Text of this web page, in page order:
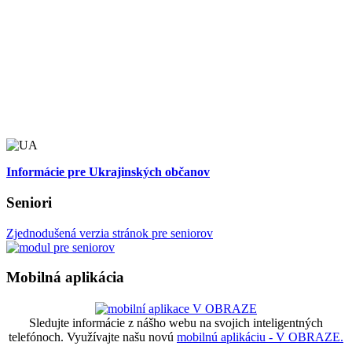
Informácie pre Ukrajinských občanov
Seniori
Zjednodušená verzia stránok pre seniorov
Mobilná aplikácia
Sledujte informácie z nášho webu na svojich inteligentných
telefónoch. Využívajte našu novú mobilnú aplikáciu - V OBRAZE.